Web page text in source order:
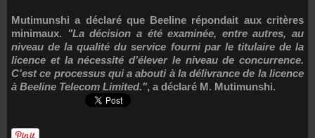
Mutimunshi a déclaré que Beeline répondait aux critères
minimaux. "La décision a été examinée, entre autres, au
niveau de la qualité du service fourni par le titulaire de la
licence et la nécessité d’élever le niveau de concurrence.
C'est ce processus qui a abouti à la délivrance de la licence
à Beeline Telecom Limited.", a déclaré M. Mutimunshi.